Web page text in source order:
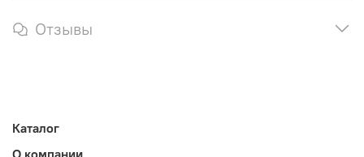
Отзывы
Каталог
О компании